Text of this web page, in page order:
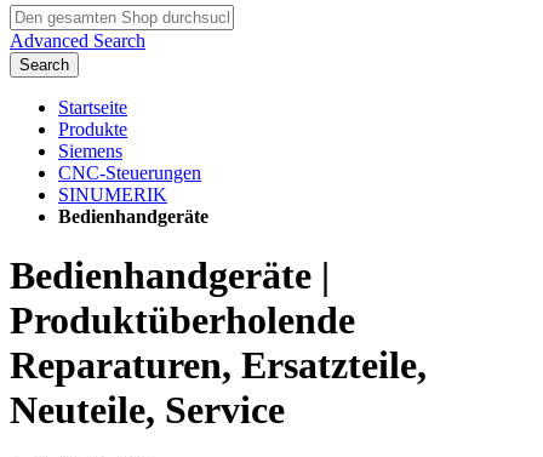
Advanced Search
Search
Startseite
Produkte
Siemens
CNC-Steuerungen
SINUMERIK
Bedienhandgeräte
Bedienhandgeräte |
Produktüberholende
Reparaturen, Ersatzteile,
Neuteile, Service